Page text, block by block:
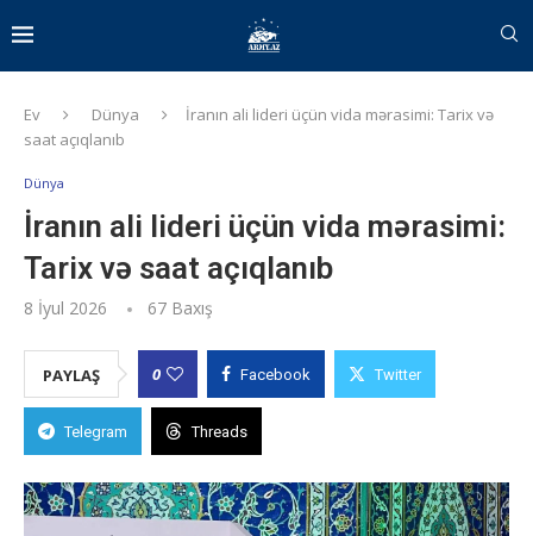
Ev Dünya
İranın ali lideri üçün vida mərasimi: Tarix və
saat açıqlanıb
Dünya
İranın ali lideri üçün vida mərasimi:
Tarix və saat açıqlanıb
8 İyul 2026 67 Baxış
PAYLAŞ 0 Facebook Twitter
Telegram Threads